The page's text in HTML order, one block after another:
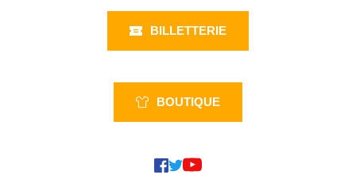
BILLETTERIE
BOUTIQUE